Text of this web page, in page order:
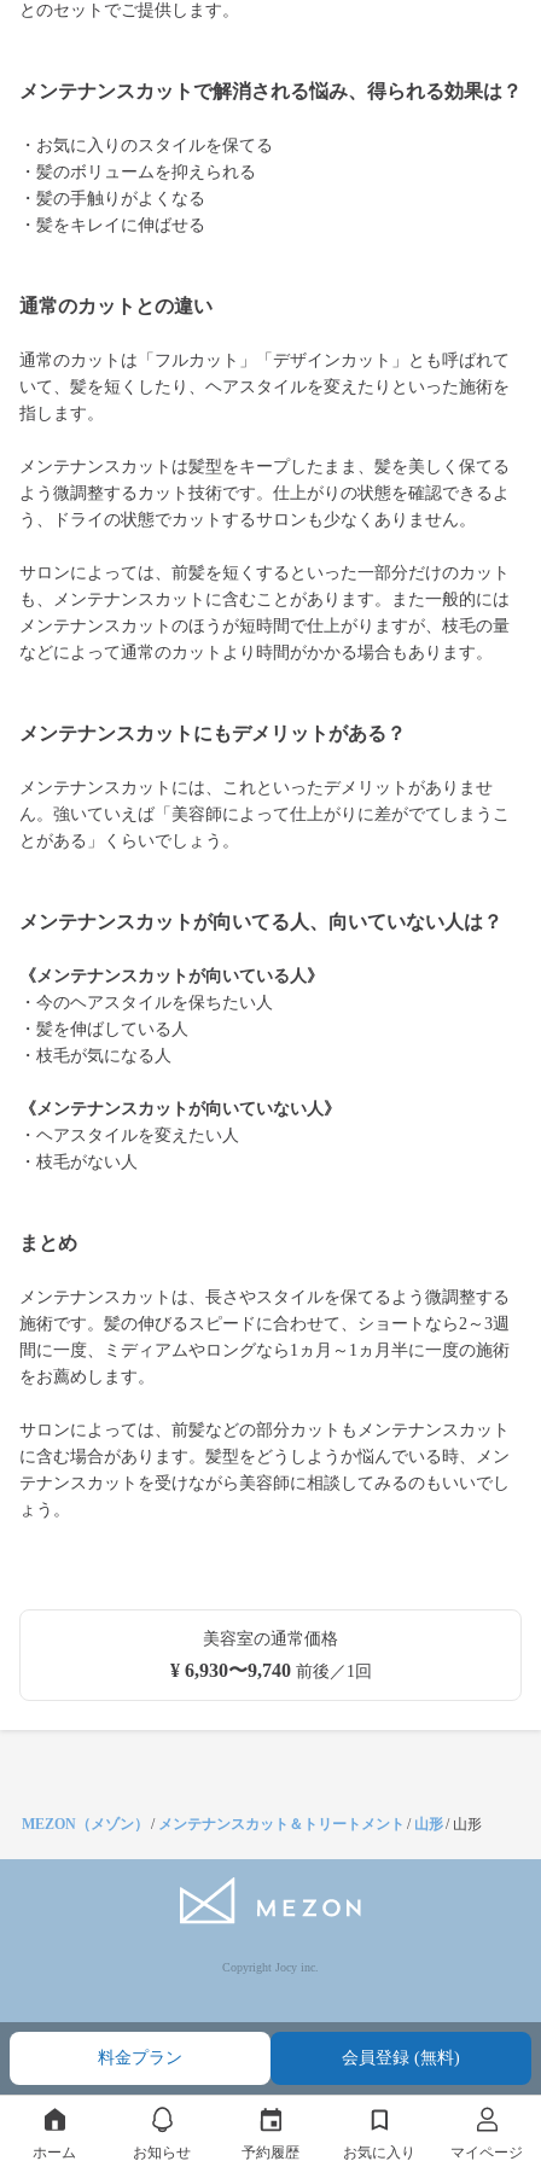
とのセットでご提供します。
メンテナンスカットで解消される悩み、得られる効果は？
・お気に入りのスタイルを保てる
・髪のボリュームを抑えられる
・髪の手触りがよくなる
・髪をキレイに伸ばせる
通常のカットとの違い
通常のカットは「フルカット」「デザインカット」とも呼ばれて
いて、髪を短くしたり、ヘアスタイルを変えたりといった施術を
指します。
メンテナンスカットは髪型をキープしたまま、髪を美しく保てる
よう微調整するカット技術です。仕上がりの状態を確認できるよ
う、ドライの状態でカットするサロンも少なくありません。
サロンによっては、前髪を短くするといった一部分だけのカット
も、メンテナンスカットに含むことがあります。また一般的には
メンテナンスカットのほうが短時間で仕上がりますが、枝毛の量
などによって通常のカットより時間がかかる場合もあります。
メンテナンスカットにもデメリットがある？
メンテナンスカットには、これといったデメリットがありませ
ん。強いていえば「美容師によって仕上がりに差がでてしまうこ
とがある」くらいでしょう。
メンテナンスカットが向いてる人、向いていない人は？
《メンテナンスカットが向いている人》
・今のヘアスタイルを保ちたい人
・髪を伸ばしている人
・枝毛が気になる人
《メンテナンスカットが向いていない人》
・ヘアスタイルを変えたい人
・枝毛がない人
まとめ
メンテナンスカットは、長さやスタイルを保てるよう微調整する
施術です。髪の伸びるスピードに合わせて、ショートなら2～3週
間に一度、ミディアムやロングなら1ヵ月～1ヵ月半に一度の施術
をお薦めします。
サロンによっては、前髪などの部分カットもメンテナンスカット
に含む場合があります。髪型をどうしようか悩んでいる時、メン
テナンスカットを受けながら美容師に相談してみるのもいいでし
ょう。
美容室の通常価格
¥ 6,930〜9,740前後／1回
料金プラン 会員登録 (無料)
MEZON（メゾン） / メンテナンスカット＆トリートメント / 山形/ 山形
Copyright Jocy inc.
ホーム お知らせ 予約履歴 お気に入り マイページ